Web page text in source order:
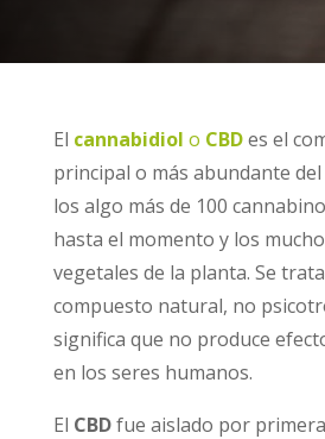
El cannabidiol o CBDes el
principal o más abundante
los algo más de 100
hasta el momento y los
vegetales de la planta. Se
compuesto natural, no
significa que no produce
en los seres humanos.
El CBDfue aislado por